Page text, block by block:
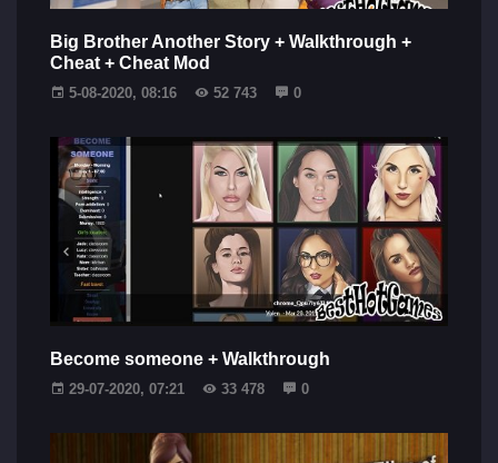
Big Brother Another Story + Walkthrough +
Cheat + Cheat Mod
5-08-2020, 08:16 52 743 0
Become someone + Walkthrough
29-07-2020, 07:21 33 478 0